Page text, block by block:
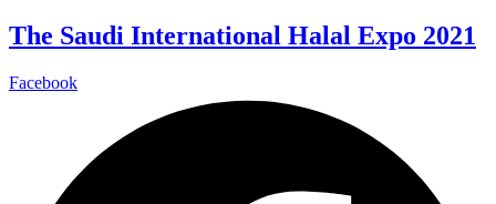
The Saudi International Halal Expo 2021
Facebook